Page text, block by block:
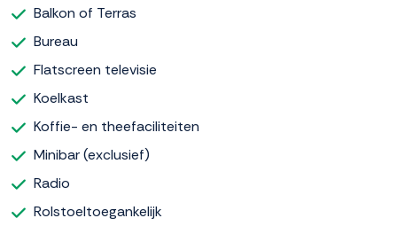
Balkon of Terras
Bureau
Flatscreen televisie
Koelkast
Koffie- en theefaciliteiten
Minibar (exclusief)
Radio
Rolstoeltoegankelijk